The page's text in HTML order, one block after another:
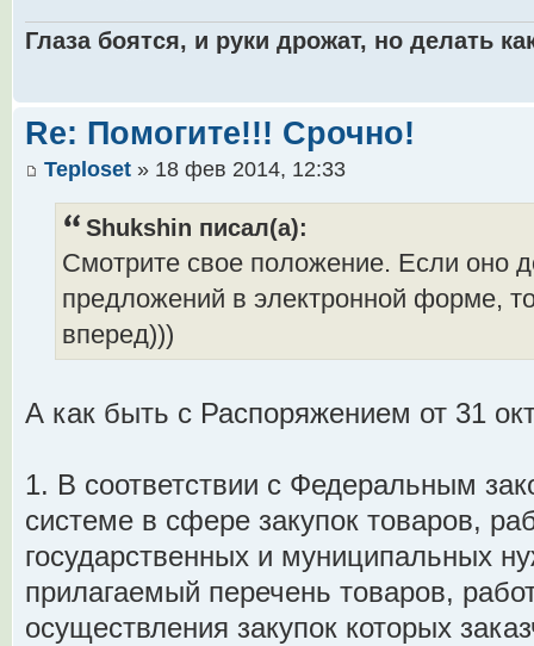
Глаза боятся, и руки дрожат, но делать
Re: Помогите!!! Срочно!
Teploset » 18 фев 2014, 12:33
Shukshin писал(а):
Смотрите свое положение. Если оно
предложений в электронной форме,
вперед)))
А как быть с Распоряжением от 31
1. В соответствии с Федеральным
системе в сфере закупок товаров,
государственных и муниципальных
прилагаемый перечень товаров,
осуществления закупок которых